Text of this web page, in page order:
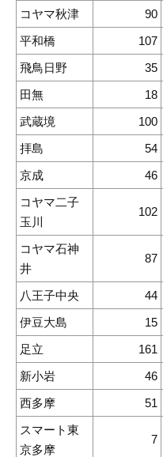
コヤマ秋津
90
平和橋
107
飛鳥日野
35
田無
18
武蔵境
100
拝島
54
京成
46
コヤマ二子
玉川
102
コヤマ石神
井
87
八王子中央 44
伊豆大島
15
足立
161
新小岩
46
西多摩
51
スマート東
京多摩
7